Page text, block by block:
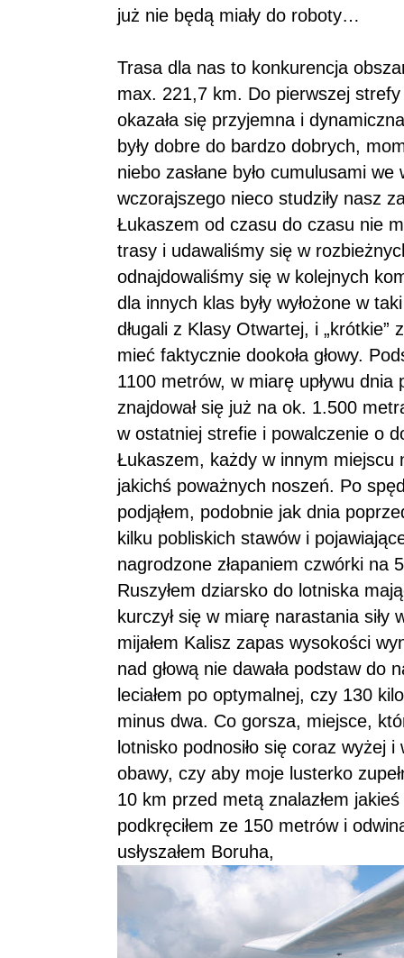
już nie będą miały do roboty…
Trasa dla nas to konkurencja
max. 221,7 km. Do pierwszej
okazała się przyjemna i
były dobre do bardzo dobrych,
niebo zasłane było cumulusami
wczorajszego nieco studziły nasz
Łukaszem od czasu do czasu nie
trasy i udawaliśmy się w
odnajdowaliśmy się w kolejnych
dla innych klas były wyłożone w
długali z Klasy Otwartej, i
mieć faktycznie dookoła głowy.
1100 metrów, w miarę upływu
znajdował się już na ok. 1.500
w ostatniej strefie i powalczenie o
Łukaszem, każdy w innym miejscu
jakichś poważnych noszeń. Po
podjąłem, podobnie jak dnia
kilku pobliskich stawów i
nagrodzone złapaniem czwórki na
Ruszyłem dziarsko do lotniska
kurczył się w miarę narastania
mijałem Kalisz zapas wysokości
nad głową nie dawała podstaw do
leciałem po optymalnej, czy 130
minus dwa. Co gorsza, miejsce,
lotnisko podnosiło się coraz wyżej
obawy, czy aby moje lusterko
10 km przed metą znalazłem jakieś
podkręciłem ze 150 metrów i
usłyszałem Boruha,